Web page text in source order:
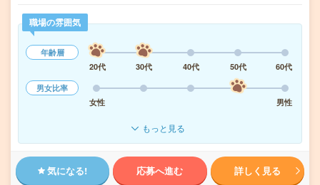
職場の雰囲気
年齢層
20代
30代 40代 50代
60代
男女比率
女性
男性
もっと見る
気になる! 応募へ進む 詳しく見る